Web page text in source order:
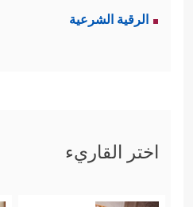
الرقية الشرعية
اختر القاريء